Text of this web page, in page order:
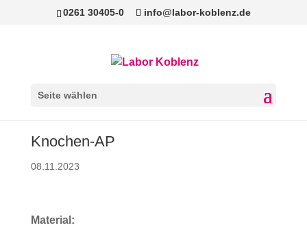
0261 30405-0 info@labor-koblenz.de
Seite wählen
Knochen-AP
08.11.2023
Material: